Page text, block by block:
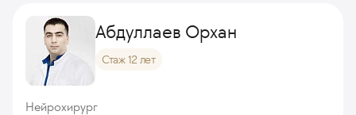
Абдуллаев Орхан
Стаж 12 лет
Нейрохирург